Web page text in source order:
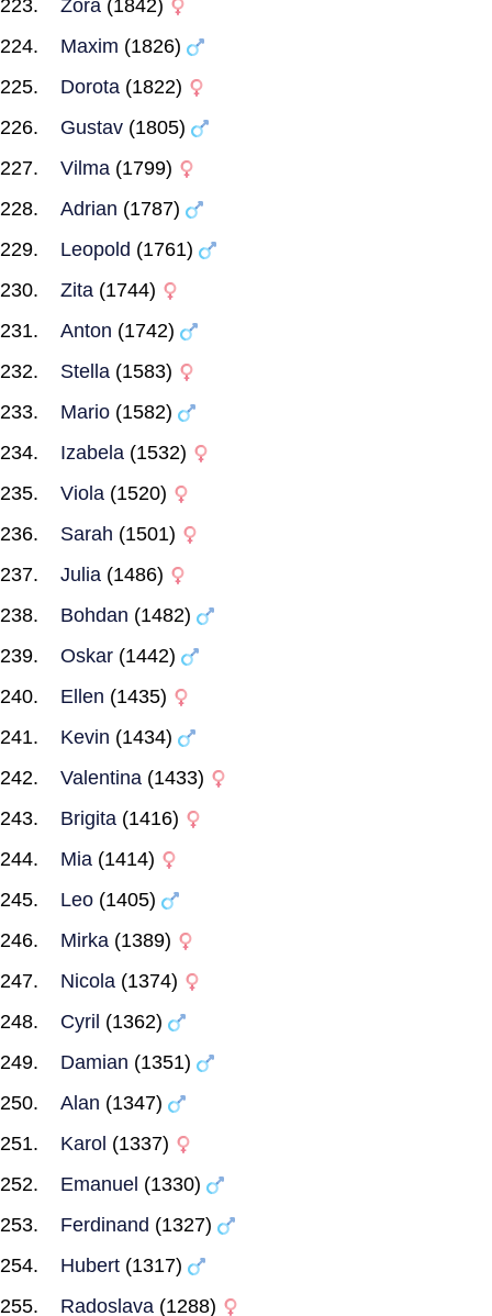
Zora (1842)
Maxim (1826)
Dorota (1822)
Gustav (1805)
Vilma (1799)
Adrian (1787)
Leopold (1761)
Zita (1744)
Anton (1742)
Stella (1583)
Mario (1582)
Izabela (1532)
Viola (1520)
Sarah (1501)
Julia (1486)
Bohdan (1482)
Oskar (1442)
Ellen (1435)
Kevin (1434)
Valentina (1433)
Brigita (1416)
Mia (1414)
Leo (1405)
Mirka (1389)
Nicola (1374)
Cyril (1362)
Damian (1351)
Alan (1347)
Karol (1337)
Emanuel (1330)
Ferdinand (1327)
Hubert (1317)
Radoslava (1288)